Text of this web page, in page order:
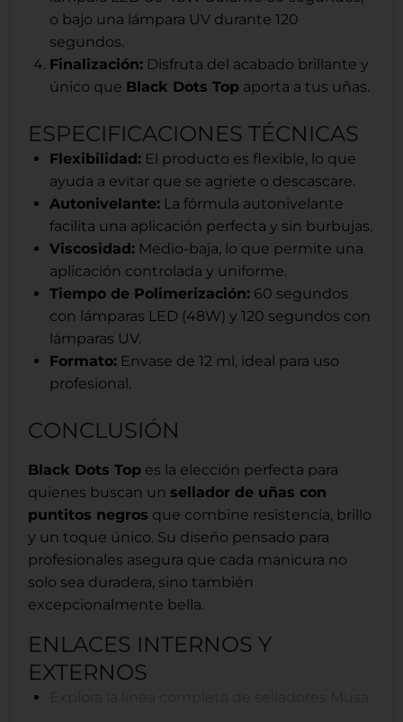
o bajo una lámpara UV durante 120
segundos.
Finalización: Disfruta del acabado brillante y
único que Black Dots Top aporta a tus uñas.
ESPECIFICACIONES TÉCNICAS
Flexibilidad: El producto es flexible, lo que
ayuda a evitar que se agriete o descascare.
Autonivelante: La fórmula autonivelante
facilita una aplicación perfecta y sin burbujas.
Viscosidad: Medio-baja, lo que permite una
aplicación controlada y uniforme.
Tiempo de Polimerización: 60 segundos
con lámparas LED (48W) y 120 segundos con
lámparas UV.
Formato: Envase de 12 ml, ideal para uso
profesional.
CONCLUSIÓN
Black Dots Top es la elección perfecta para
quienes buscan un sellador de uñas con
puntitos negros que combine resistencia, brillo
y un toque único. Su diseño pensado para
profesionales asegura que cada manicura no
solo sea duradera, sino también
excepcionalmente bella.
ENLACES INTERNOS Y
EXTERNOS